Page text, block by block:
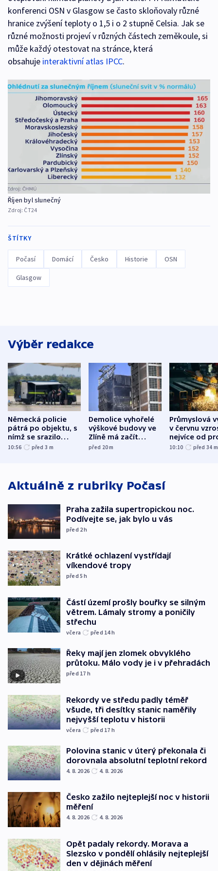
konferenci OSN v Glasgow se často skloňovaly různé
hranice zvýšení teploty o 1,5 i o 2 stupně Celsia. Jak se
různé možnosti projeví v různých částech zeměkoule, si
může každý otestovat na stránce, která
obsahuje interaktivní atlas IPCC.
Říjen byl slunečný
Zdroj: ČT24
ŠTÍTKY
Počasí Domácí Česko Historie OSN
Glasgow
Výběr redakce
Německá policie
pátrá po objektu, s
nímž se srazilo
letadlo u lipského
10:56 před 3 m
Demolice vyhořelé
výškové budovy ve
Zlíně má začít
odpoledne
před 20m
Průmyslová
v červnu
nejvíce od
10:10 před 34 m
Aktuálně z rubriky Počasí
Praha zažila supertropickou noc.
Podívejte se, jak bylo u vás
před 2h
Krátké ochlazení vystřídají
víkendové tropy
před 5h
Částí území prošly bouřky se silným
větrem. Lámaly stromy a poničily
střechu
včera před 14h
Řeky mají jen zlomek obvyklého
průtoku. Málo vody je i v přehradách
před 17 h
Rekordy ve středu padly téměř
všude, tři desítky stanic naměřily
nejvyšší teplotu v historii
včera před 17 h
Polovina stanic v úterý překonala či
dorovnala absolutní teplotní rekord
4. 8. 2026 4. 8. 2026
Česko zažilo nejteplejší noc v historii
měření
4. 8. 2026 4. 8. 2026
Opět padaly rekordy. Morava a
Slezsko v pondělí ohlásily nejteplejší
den v dějinách měření